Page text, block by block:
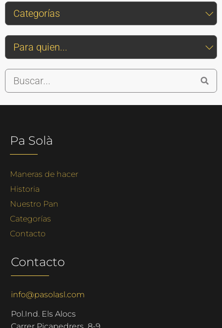
Pa Solà
Maneras de hacer
Historia
Nuestro Pan
Categorías
Contacto
Contacto
info@pasolasl.com
Pol.Ind. Els Alocs